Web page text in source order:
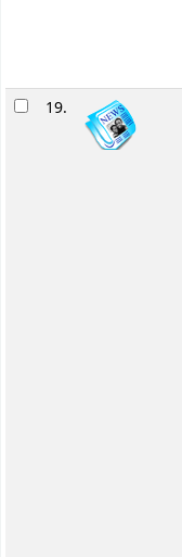
19.